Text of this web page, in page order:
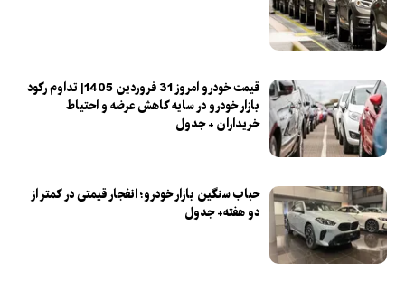
قیمت خودرو امروز 31 فروردین 1405| تداوم رکود
بازار خودرو در سایه کاهش عرضه و احتیاط
خریداران + جدول
حباب سنگین بازار خودرو؛ انفجار قیمتی در کمتر از
دو هفته+ جدول